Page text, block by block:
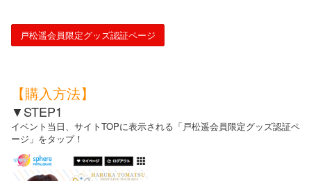
戸松遥会員限定グッズ認証ページ
【購入方法】
▼STEP1
イベント当日、サイトTOPに表示される「戸松遥会員限定グッズ認証ペ
ージ」をタップ！